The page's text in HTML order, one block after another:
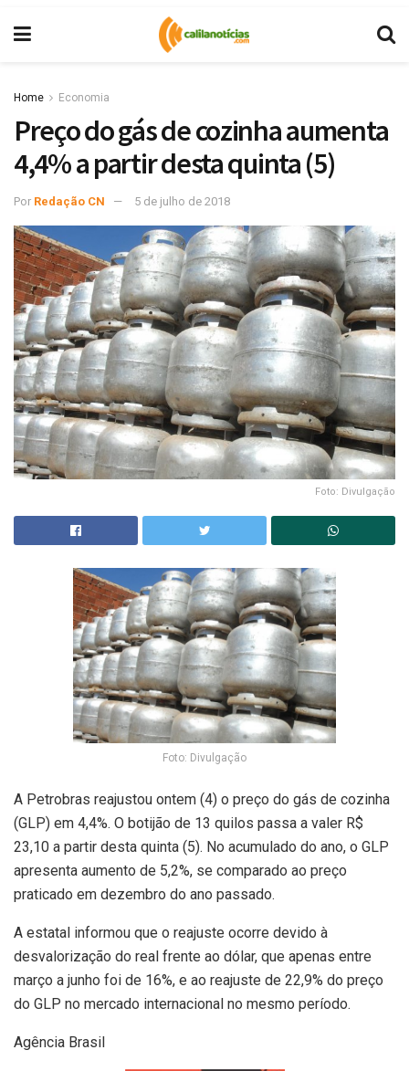
Home Economia
Preço do gás de cozinha aumenta
4,4% a partir desta quinta (5)
Por Redação CN 5 de julho de 2018
Foto: Divulgação
Foto: Divulgação
A Petrobras reajustou ontem (4) o preço do gás de cozinha
(GLP) em 4,4%. O botijão de 13 quilos passa a valer R$
23,10 a partir desta quinta (5). No acumulado do ano, o GLP
apresenta aumento de 5,2%, se comparado ao preço
praticado em dezembro do ano passado.
A estatal informou que o reajuste ocorre devido à
desvalorização do real frente ao dólar, que apenas entre
março a junho foi de 16%, e ao reajuste de 22,9% do preço
do GLP no mercado internacional no mesmo período.
Agência Brasil